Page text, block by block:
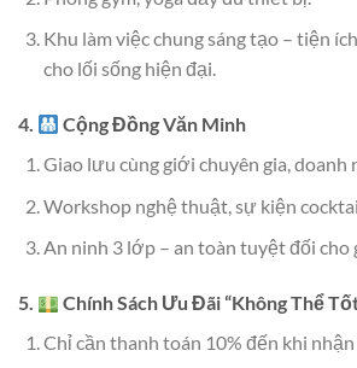
Khu làm việc chung sáng tạo – tiện
cho lối sống hiện đại.
4.
Cộng Đồng Văn Minh
Giao lưu cùng giới chuyên gia, doanh
Workshop nghệ thuật, sự kiện
An ninh 3 lớp – an toàn tuyệt đối cho
5.
Chính Sách Ưu Đãi “Không Thể
Chỉ cần thanh toán 10% đến khi nhận